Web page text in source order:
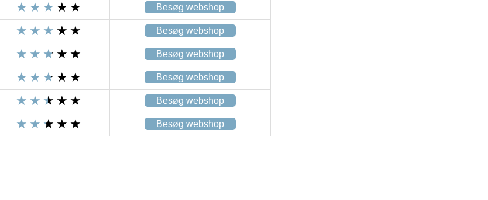
Besøg webshop
Besøg webshop
Besøg webshop
Besøg webshop
Besøg webshop
Besøg webshop